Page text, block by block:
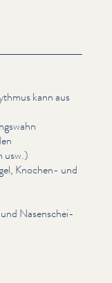
kann aus
usw.)
Knochen- und
Nasen­schei­